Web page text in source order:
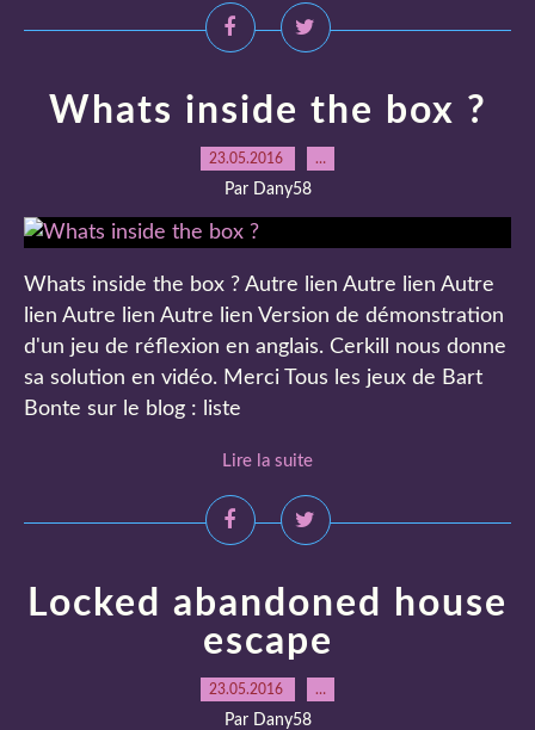
Whats inside the box ?
23.05.2016 …
Par Dany58
Whats inside the box ? Autre lien Autre lien Autre
lien Autre lien Autre lien Version de démonstration
d'un jeu de réflexion en anglais. Cerkill nous donne
sa solution en vidéo. Merci Tous les jeux de Bart
Bonte sur le blog : liste
Lire la suite
Locked abandoned house
escape
23.05.2016 …
Par Dany58